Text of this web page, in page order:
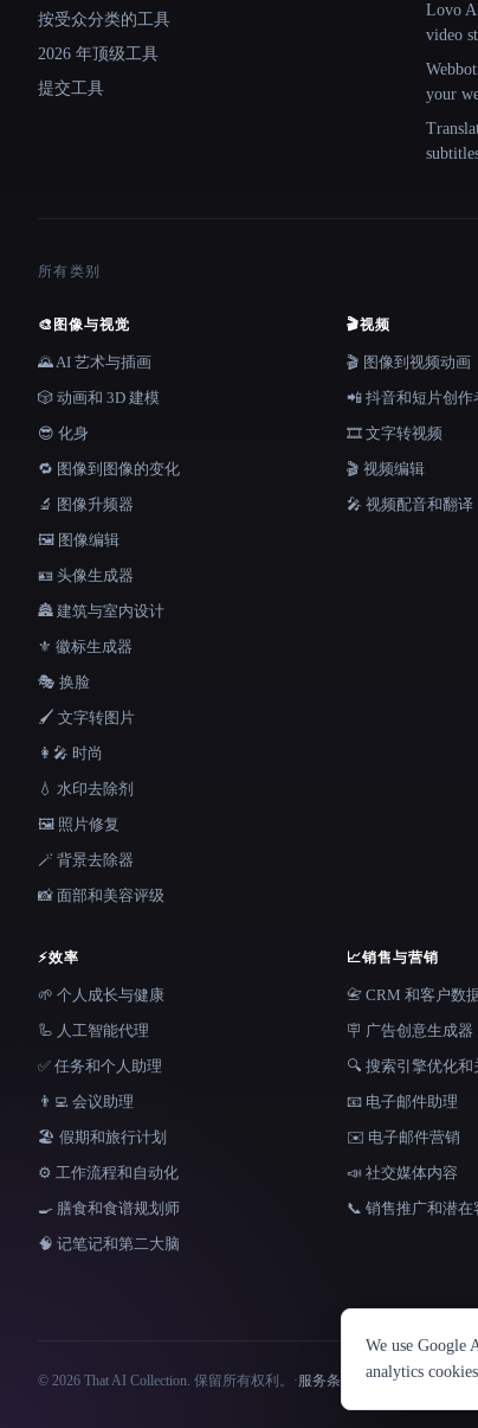
按受众分类的工具
2026 年顶级工具
提交工具
Lovo
video
your
所有类别
🎨 图像与视觉
🌄 AI 艺术与插画
🎲 动画和 3D 建模
😎 化身
🔁 图像到图像的变化
🔬 图像升频器
🖼️ 图像编辑
🪪 头像生成器
🏯 建筑与室内设计
⚜️ 徽标生成器
🎭 换脸
🖌️ 文字转图片
👩‍🎤 时尚
💧 水印去除剂
🖼️ 照片修复
🪄 背景去除器
📸 面部和美容评级
🎬视频
🎬 图像到视频动画
📲 抖音和短片创作
🎞️ 文字转视频
🎬 视频编辑
🎤 视频配音和翻译
⚡效率
🌱 个人成长与健康
🦾 人工智能代理
✅ 任务和个人助理
👨‍💻 会议助理
🏖 假期和旅行计划
⚙️ 工作流程和自动化
🍳 膳食和食谱规划师
🧠 记笔记和第二大脑
📈销售与营销
📇 CRM 和客户数
🪧 广告创意生成器
🔍 搜索引擎优化
📧 电子邮件助理
✉️ 电子邮件营销
📣 社交媒体内容
📞 销售推广和潜在
© 2026 That AI Collection. 保留所有权利。 ·服务条款 隐私政策· ·
We use Google
analytics